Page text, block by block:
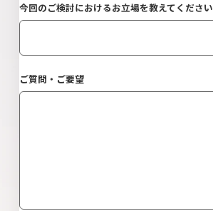
今回のご検討におけるお立場を教えてください
ご質問・ご要望